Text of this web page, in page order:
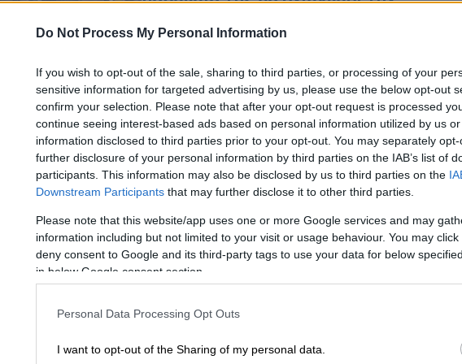
Do Not Process My Personal Information
If you wish to opt-out of the sale, sharing to third parties, or processing of your
sensitive information for targeted advertising by us, please use the below opt-out
confirm your selection. Please note that after your opt-out request is processed
continue seeing interest-based ads based on personal information utilized by us
information disclosed to third parties prior to your opt-out. You may separately
further disclosure of your personal information by third parties on the IAB’s list of
participants. This information may also be disclosed by us to third parties on the
Downstream Participants that may further disclose it to other third parties.
Please note that this website/app uses one or more Google services and may
information including but not limited to your visit or usage behaviour. You may
deny consent to Google and its third-party tags to use your data for below
in below Google consent section.
Personal Data Processing Opt Outs
I want to opt-out of the Sharing of my personal data.
κοινού
«Στόχος να προστατεύσουμε οδηγούς
και επιβάτες, για να χρησιμοποιούν τα
ΜΜΜ χωρίς φόβο - Το κράτος είναι
παρόν», τόνισε μεταξύ άλλων
Πολιτική|19.02.2025 17:21
Οικονόμου: Μειώνεται στα 30 χλμ
το όριο ταχύτητας στον αστικό
ιστό - Η εγκατάλειψη θύματος
γίνεται κακούργημα
Κώδικας Οδικής Κυκλοφορίας μίλησε
Οικονόμου